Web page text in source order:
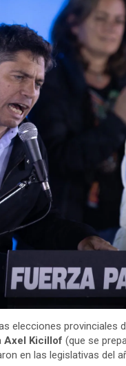
elecciones provinciales
Axel Kicillof (que se
en las legislativas del